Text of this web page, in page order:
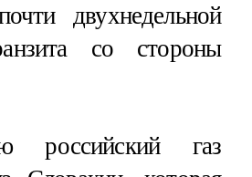
двухнедельной
со стороны
российский газ